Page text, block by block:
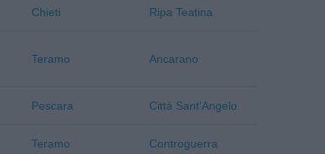
Chieti Ripa Teatina
Teramo Ancarano
Pescara Città Sant'Angelo
Teramo Controguerra